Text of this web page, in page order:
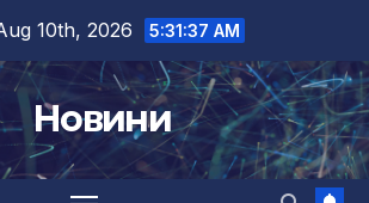
10th, 2026 5:31:38 AM
Новини